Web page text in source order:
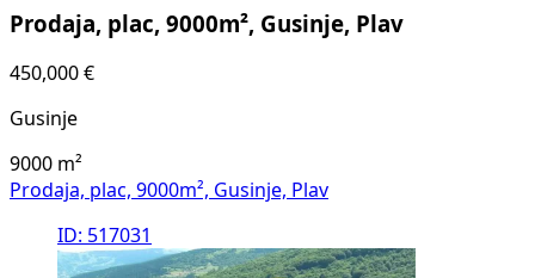
Prodaja, plac, 9000m², Gusinje, Plav
450,000 €
Gusinje
9000 m²
Prodaja, plac, 9000m², Gusinje, Plav
ID: 517031